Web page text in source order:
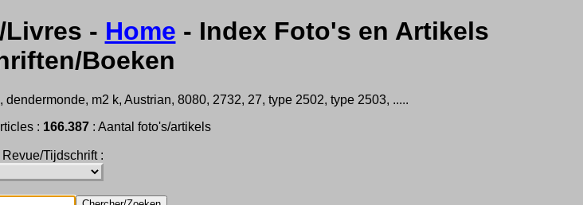
- Home - Index Foto's en Artikels
Boeken
m2 k, Austrian, 8080, 2732, 27, type 2502, type 2503, .....
: 166.387: Aantal foto's/artikels
Tijdschrift :